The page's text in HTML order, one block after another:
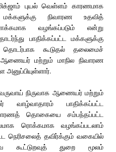
புயல் வெள்ளம் காரணமாக
மக்களுக்கு நிவாரண உதவித்
வழங்கப்படும் என்று
பாதிக்கப்பட்ட மக்களுக்கு
கூடுதல் தலைமைச்
ஆணையர் மற்றும் மாநில நிவாரண
நிருவாக ஆணையர் மற்றும்
பாதிக்கப்பட்ட
தொகையை சம்பந்தப்பட்ட
ரொக்கமாக வழங்கப்படலாம்
நெரிசலைத் தவிர்க்கும் வகையில்
கூட்டுறவுத் துறை மூலம்